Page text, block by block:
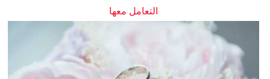
التعامل معها